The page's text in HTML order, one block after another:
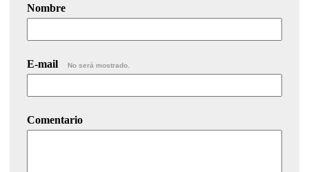
Nombre
E-mail No será mostrado.
Comentario